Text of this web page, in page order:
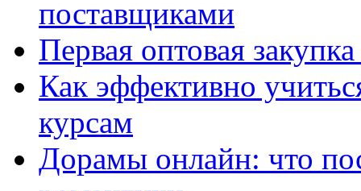
поставщиками
Первая оптовая
Как эффективно
курсам
Дорамы онлайн: что